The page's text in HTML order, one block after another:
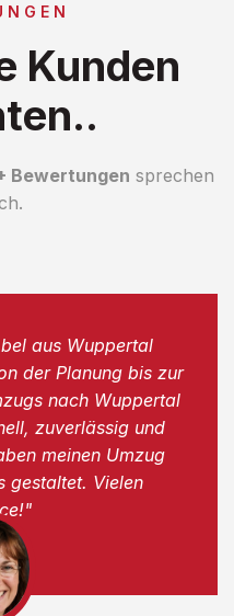
Kunden
Bewertungen sprechen
aus Wuppertal
der Planung bis zur
nach Wuppertal
zuverlässig und
meinen Umzug
gestaltet. Vielen